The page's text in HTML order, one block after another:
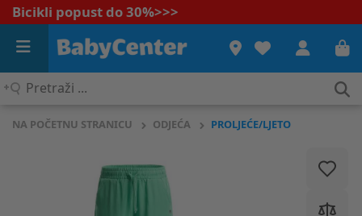
Bicikli popust do 30%>>>
Pretraži
NA POČETNU STRANICU ODJEĆA PROLJEĆE/LJETO